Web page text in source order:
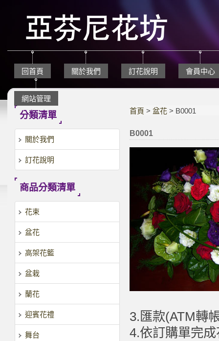
回首頁 關於我們 訂花說明 會員中心
網站管理
分類清單
關於我們
訂花說明
商品分類清單
花束
盆花
高架花籃
盆栽
蘭花
迎賓花禮
舞台
首頁 >盆花 > B0001
B0001
3.匯款(ATM轉
4.依訂購單完